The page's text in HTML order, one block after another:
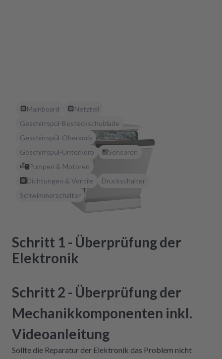
Mainboard
Netzteil
Geschirrspül-Besteckschublade
Geschirrspül-Oberkorb
Geschirrspül-Unterkorb
Sensoren
Pumpen & Motoren
Dichtungen & Ventile
Druckschalter
Schwimmerschalter
Schritt 1 - Überprüfung der
Elektronik
Schritt 2 - Überprüfung der
Mechanikkomponenten inkl.
Videoanleitung
Sollte die Reparatur der Elektronik das Problem nicht